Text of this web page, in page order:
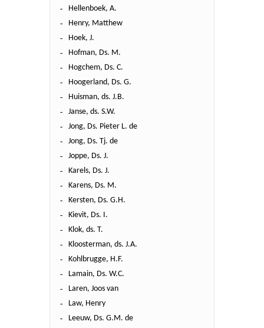
Hellenboek, A.
Henry, Matthew
Hoek, J.
Hofman, Ds. M.
Hogchem, Ds. C.
Hoogerland, Ds. G.
Huisman, ds. J.B.
Janse, ds. S.W.
Jong, Ds. Pieter L. de
Jong, Ds. Tj. de
Joppe, Ds. J.
Karels, Ds. J.
Karens, Ds. M.
Kersten, Ds. G.H.
Kievit, Ds. I.
Klok, ds. T.
Kloosterman, ds. J.A.
Kohlbrugge, H.F.
Lamain, Ds. W.C.
Laren, Joos van
Law, Henry
Leeuw, Ds. G.M. de